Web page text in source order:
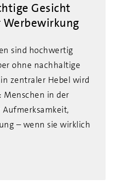
Gesicht
sind hochwertig
ohne nachhaltige
zentraler Hebel wird
in der
– wenn sie wirklich